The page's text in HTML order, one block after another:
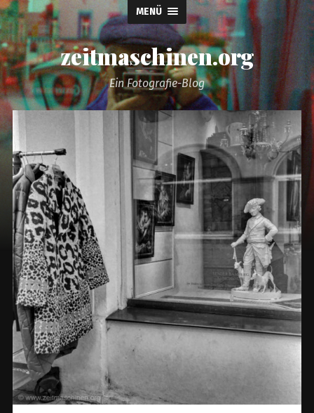
MENÜ
zeitmaschinen.org
Ein Fotografie-Blog